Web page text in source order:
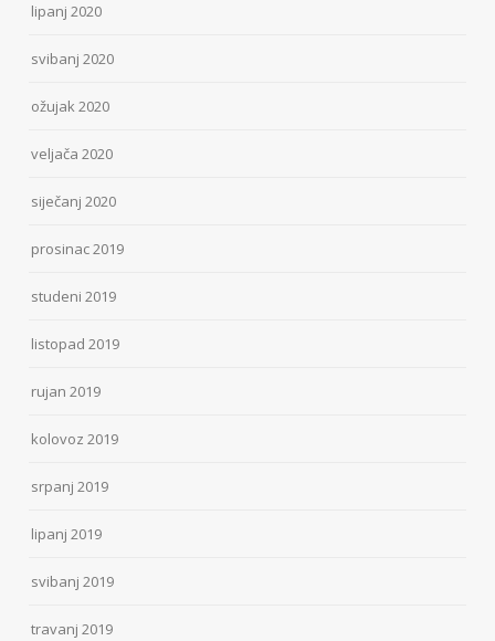
lipanj 2020
svibanj 2020
ožujak 2020
veljača 2020
siječanj 2020
prosinac 2019
studeni 2019
listopad 2019
rujan 2019
kolovoz 2019
srpanj 2019
lipanj 2019
svibanj 2019
travanj 2019